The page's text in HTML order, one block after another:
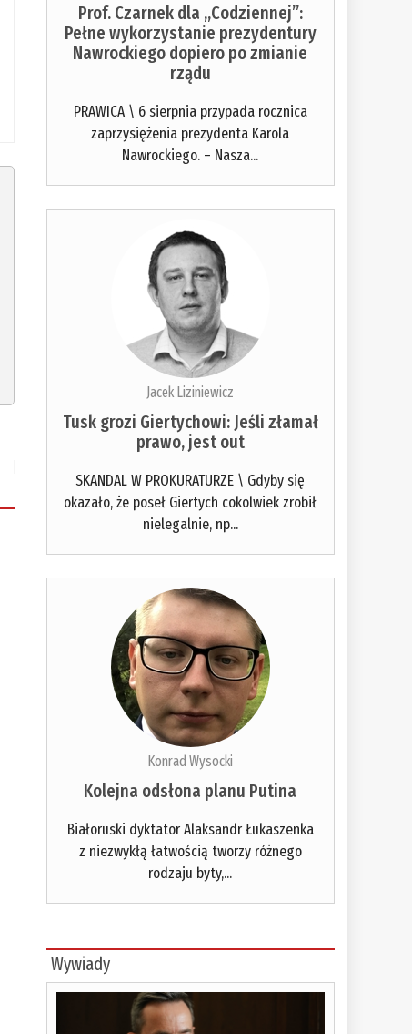
Prof. Czarnek dla „Codziennej”:
Pełne wykorzystanie prezydentury
Nawrockiego dopiero po zmianie
rządu
PRAWICA \ 6 sierpnia przypada rocznica
zaprzysiężenia prezydenta Karola
Nawrockiego. – Nasza...
Jacek Liziniewicz
Tusk grozi Giertychowi: Jeśli złamał
prawo, jest out
SKANDAL W PROKURATURZE \ Gdyby się
okazało, że poseł Giertych cokolwiek zrobił
nielegalnie, np...
Konrad Wysocki
Kolejna odsłona planu Putina
Białoruski dyktator Alaksandr Łukaszenka
z niezwykłą łatwością tworzy różnego
rodzaju byty,...
Wywiady